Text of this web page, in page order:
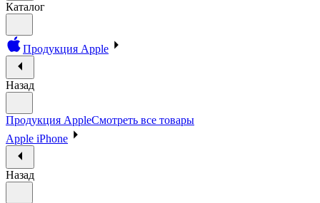
Каталог
Продукция Apple
Назад
Продукция AppleСмотреть все товары
Apple iPhone
Назад